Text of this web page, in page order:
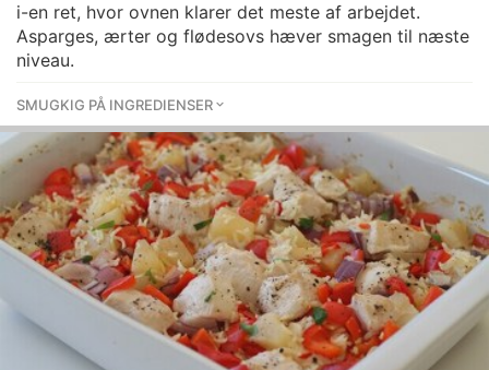
i-en ret, hvor ovnen klarer det meste af arbejdet.
Asparges, ærter og flødesovs hæver smagen til næste
niveau.
SMUGKIG PÅ INGREDIENSER